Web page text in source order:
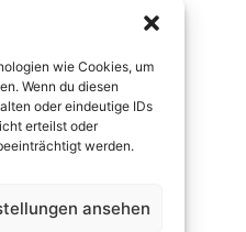
wie Cookies, um
Wenn du diesen
oder eindeutige IDs
erteilst oder
werden.
ansehen
und Investoren